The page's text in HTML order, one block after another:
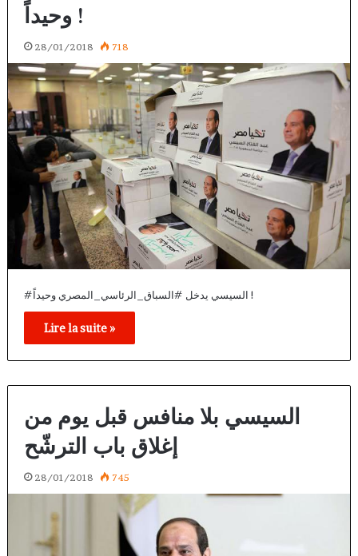
وحيداً !
28/01/2018 718
#السيسي يدخل #السباق_الرئاسي_المصري وحيداً !
Lire la suite »
السيسي بلا منافس قبل يوم من
إغلاق باب الترشّح
28/01/2018 745